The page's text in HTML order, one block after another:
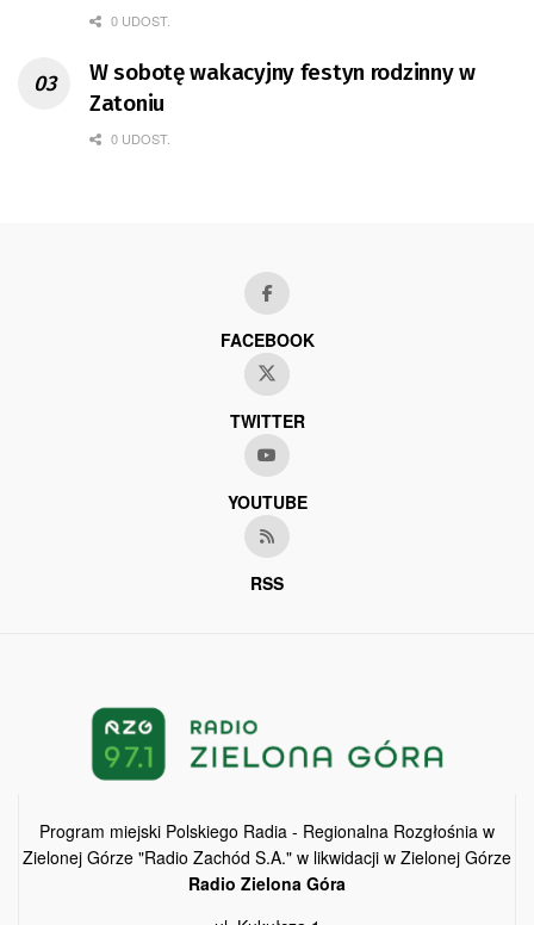
0 UDOST.
W sobotę wakacyjny festyn rodzinny w
Zatoniu
0 UDOST.
FACEBOOK
TWITTER
YOUTUBE
RSS
Program miejski Polskiego Radia - Regionalna Rozgłośnia w
Zielonej Górze "Radio Zachód S.A." w likwidacji w Zielonej Górze
Radio Zielona Góra